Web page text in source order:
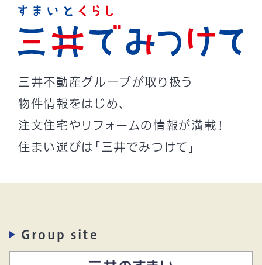
三井不動産グループが取り扱う
物件情報をはじめ、
注文住宅やリフォームの情報が満載！
住まい選びは「三井でみつけて」
Group site